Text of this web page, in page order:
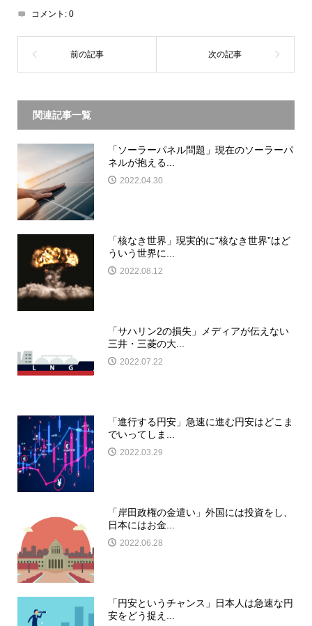
コメント: 0
関連記事一覧
「ソーラーパネル問題」現在のソーラーパ
ネルが抱える...
2022.04.30
「核なき世界」現実的に“核なき世界”はど
ういう世界に...
2022.08.12
「サハリン2の損失」メディアが伝えない
三井・三菱の大...
2022.07.22
「進行する円安」急速に進む円安はどこま
でいってしま...
2022.03.29
「岸田政権の金遣い」外国には投資をし、
日本にはお金...
2022.06.28
「円安というチャンス」日本人は急速な円
安をどう捉え...